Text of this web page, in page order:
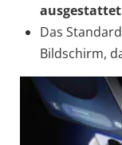
Das
Bildschirm,